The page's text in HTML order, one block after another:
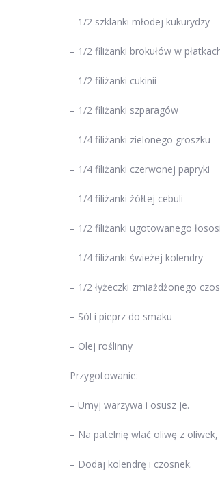
– 1/2 szklanki młodej kukurydzy
– 1/2 filiżanki brokułów w
– 1/2 filiżanki cukinii
– 1/2 filiżanki szparagów
– 1/4 filiżanki zielonego groszku
– 1/4 filiżanki czerwonej papryki
– 1/4 filiżanki żółtej cebuli
– 1/2 filiżanki ugotowanego
– 1/4 filiżanki świeżej kolendry
– 1/2 łyżeczki zmiażdżonego
– Sól i pieprz do smaku
– Olej roślinny
Przygotowanie:
– Umyj warzywa i osusz je.
– Na patelnię wlać oliwę z
– Dodaj kolendrę i czosnek.